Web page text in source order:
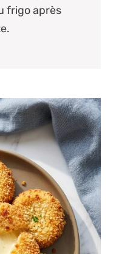
frigo après